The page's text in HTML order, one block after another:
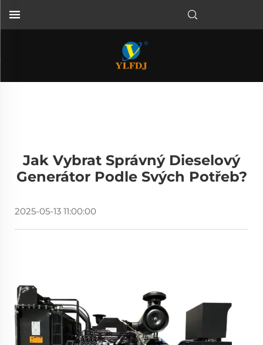
Jak Vybrat Správný Dieselový
Generátor Podle Svých Potřeb?
2025-05-13 11:00:00